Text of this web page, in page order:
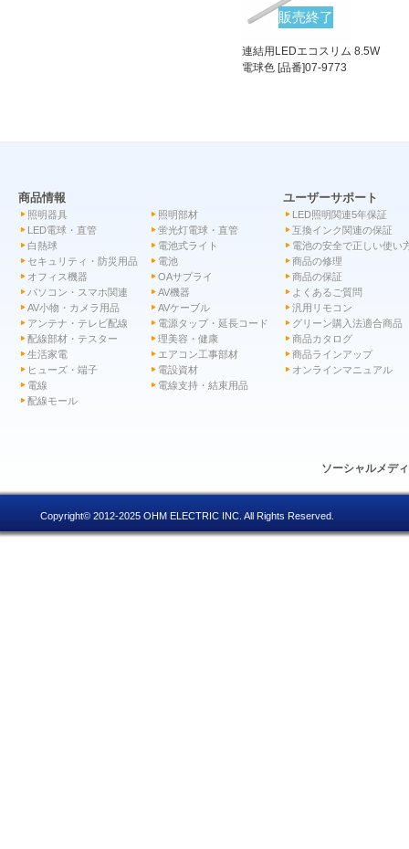
販売終了
連結用LEDエコスリム 8.5W
電球色 [品番]07-9773
商品情報
照明器具
照明部材
LED電球・直管
蛍光灯電球・直管
白熱球
電池式ライト
セキュリティ・防災用品
電池
オフィス機器
OAサプライ
パソコン・スマホ関連
AV機器
AV小物・カメラ用品
AVケーブル
アンテナ・テレビ配線
電源タップ・延長コード
配線部材・テスター
理美容・健康
生活家電
エアコン工事部材
ヒューズ・端子
電設資材
電線
電線支持・結束用品
配線モール
ユーザーサポート
LED照明関連5年保証
互換インク関連の保証
電池の安全で正しい使い
商品の修理
商品の保証
よくあるご質問
汎用リモコン
グリーン購入法適合商品
商品カタログ
商品ラインアップ
オンラインマニュアル
ソーシャルメデ
Copyright© 2012-2025 OHM ELECTRIC INC. All Rights Reserved.